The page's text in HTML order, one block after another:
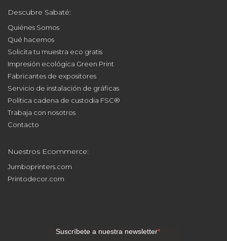
Descubre Sabaté:
Quiénes Somos
Qué hacemos
Solicita tu muestra eco gratis
Impresión ecológica Green Print
Fabricantes de expositores
Servicio de instalación de gráficas
Política cadena de custodia FSC®
Trabaja con nosotros
Contacto
Nuestros Ecommerce:
Jumboprinters.com
Printodecor.com